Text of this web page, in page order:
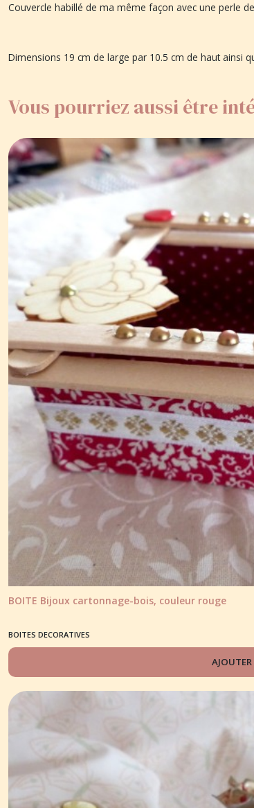
Couvercle habillé de ma même façon avec une perle
Dimensions 19 cm de large par 10.5 cm de haut ainsi
Vous pourriez aussi être
BOITE Bijoux cartonnage-bois, couleur rouge
BOITES DECORATIVES
AJOUTER